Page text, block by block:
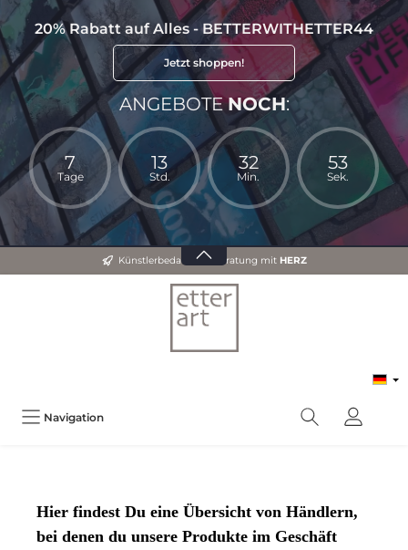
20% Rabatt auf Alles - BETTERWITHETTER44
Jetzt shoppen!
ANGEBOTENOCH:
7
Tage
13
Std.
32
Min.
53
Sek.
Künstlerbedarf und Beratung mitHERZ
Navigation
Hier findest Du eine Übersicht von Händlern,
bei denen du unsere Produkte im Geschäft